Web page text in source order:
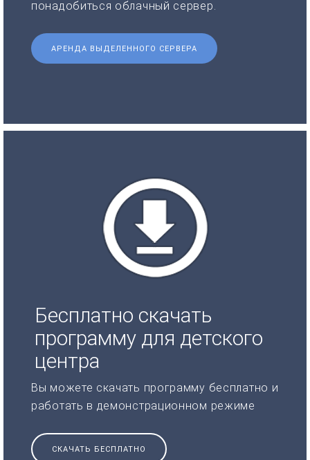
понадобиться облачный сервер.
АРЕНДА ВЫДЕЛЕННОГО СЕРВЕРА
Бесплатно скачать
программу для детского
центра
Вы можете скачать программу бесплатно и
работать в демонстрационном режиме
СКАЧАТЬ БЕСПЛАТНО